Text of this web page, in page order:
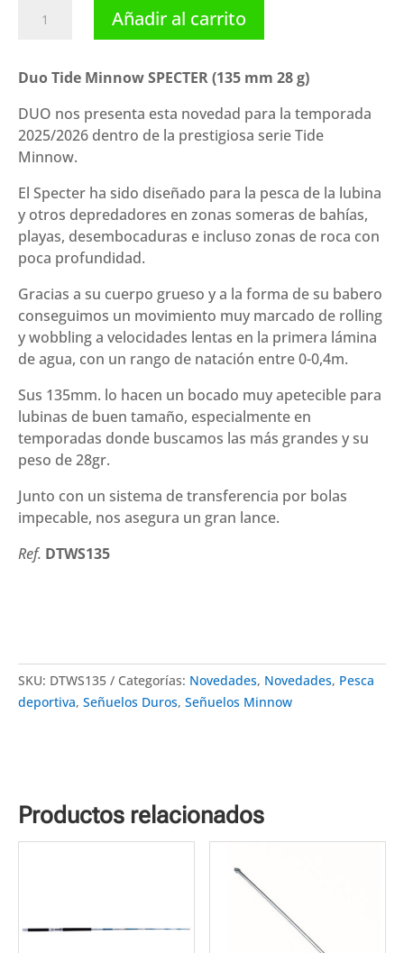
Tide
SPECTER
mm
28
g)
cantidad
Añadir al carrito
Duo Tide Minnow SPECTER (135 mm 28 g)
DUO nos presenta esta novedad para la temporada
2025/2026 dentro de la prestigiosa serie Tide
Minnow.
El Specter ha sido diseñado para la pesca de la lubina
y otros depredadores en zonas someras de bahías,
playas, desembocaduras e incluso zonas de roca con
poca profundidad.
Gracias a su cuerpo grueso y a la forma de su babero
conseguimos un movimiento muy marcado de rolling
y wobbling a velocidades lentas en la primera lámina
de agua, con un rango de natación entre 0-0,4m.
Sus 135mm. lo hacen un bocado muy apetecible para
lubinas de buen tamaño, especialmente en
temporadas donde buscamos las más grandes y su
peso de 28gr.
Junto con un sistema de transferencia por bolas
impecable, nos asegura un gran lance.
Ref. DTWS135
SKU: DTWS135 Categorías: Novedades, Novedades, Pesca
deportiva, Señuelos Duros, Señuelos Minnow
Productos relacionados